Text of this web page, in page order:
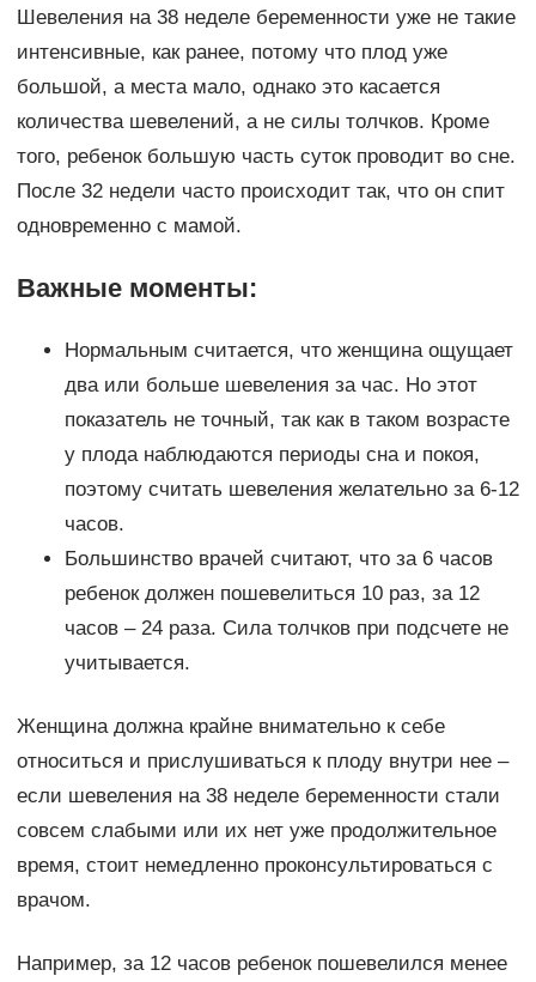
Шевеления на 38 неделе беременности уже не такие
интенсивные, как ранее, потому что плод уже
большой, а места мало, однако это касается
количества шевелений, а не силы толчков. Кроме
того, ребенок большую часть суток проводит во сне.
После 32 недели часто происходит так, что он спит
одновременно с мамой.
Важные моменты:
Нормальным считается, что женщина ощущает
два или больше шевеления за час. Но этот
показатель не точный, так как в таком возрасте
у плода наблюдаются периоды сна и покоя,
поэтому считать шевеления желательно за 6-12
часов.
Большинство врачей считают, что за 6 часов
ребенок должен пошевелиться 10 раз, за 12
часов – 24 раза. Сила толчков при подсчете не
учитывается.
Женщина должна крайне внимательно к себе
относиться и прислушиваться к плоду внутри нее –
если шевеления на 38 неделе беременности стали
совсем слабыми или их нет уже продолжительное
время, стоит немедленно проконсультироваться с
врачом.
Например, за 12 часов ребенок пошевелился менее